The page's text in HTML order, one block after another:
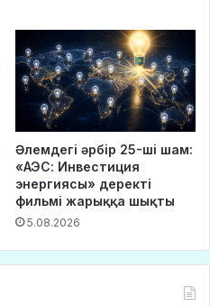
Әлемдегі әрбір 25-ші шам:
«АЭС: Инвестиция
энергиясы» деректі
фильмі жарыққа шықты
5.08.2026